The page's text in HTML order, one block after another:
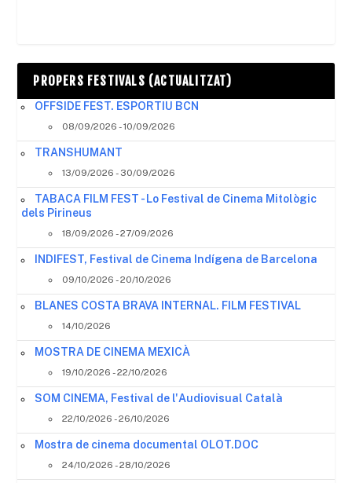
PROPERS FESTIVALS (ACTUALITZAT)
OFFSIDE FEST. ESPORTIU BCN
08/09/2026 - 10/09/2026
TRANSHUMANT
13/09/2026 - 30/09/2026
TABACA FILM FEST - Lo Festival de Cinema Mitològic
dels Pirineus
18/09/2026 - 27/09/2026
INDIFEST, Festival de Cinema Indígena de Barcelona
09/10/2026 - 20/10/2026
BLANES COSTA BRAVA INTERNAL. FILM FESTIVAL
14/10/2026
MOSTRA DE CINEMA MEXICÀ
19/10/2026 - 22/10/2026
SOM CINEMA, Festival de l'Audiovisual Català
22/10/2026 - 26/10/2026
Mostra de cinema documental OLOT.DOC
24/10/2026 - 28/10/2026